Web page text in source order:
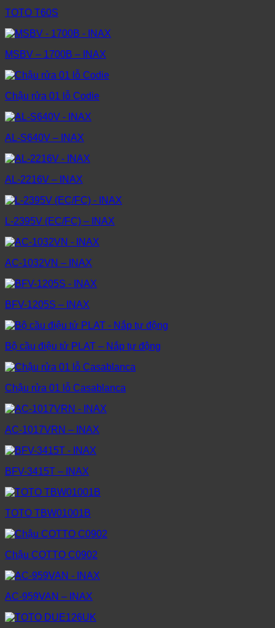
TOTO T60S
MSBV – 1700B – INAX
Chậu rửa 01 lỗ Codie
AL-S640V – INAX
AL-2216V – INAX
L-2395V (EC/FC) – INAX
AC-1032VN – INAX
BFV-1205S – INAX
Bộ cầu điệu tử PLAT – Nắp tự động
Chậu rửa 01 lỗ Casablanca
AC-1017VRN – INAX
BFV-3415T – INAX
TOTO TBW01001B
Chậu COTTO C0902
AC-959VAN – INAX